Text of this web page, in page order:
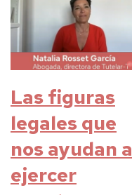
Las figuras
legales que
nos ayudan a
ejercer